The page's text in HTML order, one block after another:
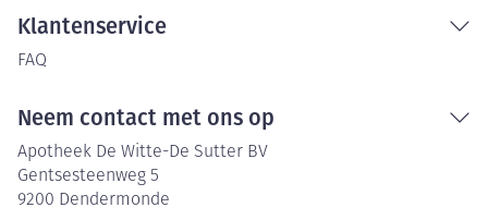
Klantenservice
FAQ
Neem contact met ons op
Apotheek De Witte-De Sutter BV
Gentsesteenweg 5
9200 Dendermonde